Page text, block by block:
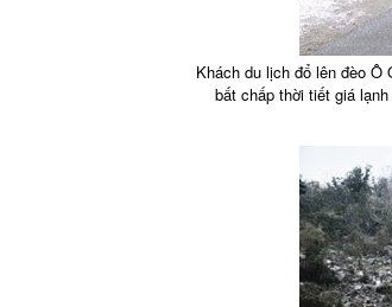
Khách du lịch đổ lên đèo Ô
bất chấp thời tiết giá